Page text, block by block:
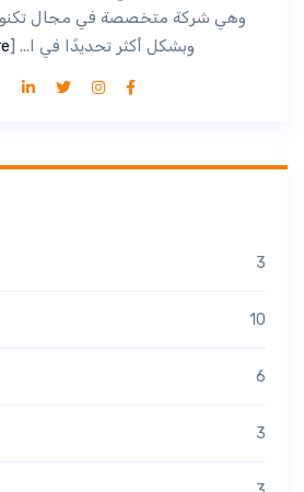
وهي شركة متخصصة في مجال
وبشكل أكثر تحديدًا في ا... [
3
10
6
3